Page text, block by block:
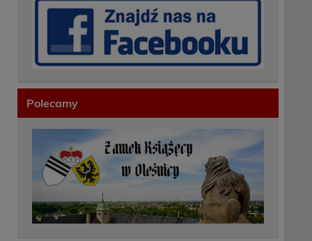
Polecamy